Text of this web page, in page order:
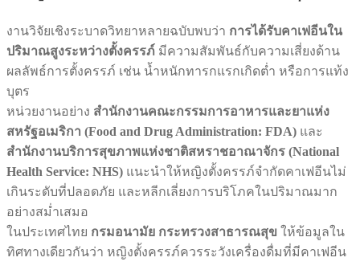
งานวิจัยเชิงระบาดวิทยาหลายฉบับพบว่า การได้รับคาเฟอีนใน
ปริมาณสูงระหว่างตั้งครรภ์ มีความสัมพันธ์กับความเสี่ยงด้าน
ผลลัพธ์การตั้งครรภ์ เช่น น้ำหนักทารกแรกเกิดต่ำ หรือการแท้ง
บุตร
หน่วยงานอย่าง สำนักงานคณะกรรมการอาหารและยาแห่ง
สหรัฐอเมริกา (Food and Drug Administration: FDA) และ
สำนักงานบริการสุขภาพแห่งชาติสหราชอาณาจักร (National
Health Service: NHS) แนะนำให้หญิงตั้งครรภ์จำกัดคาเฟอีนไม่
เกินระดับที่ปลอดภัย และหลีกเลี่ยงการบริโภคในปริมาณมาก
อย่างสม่ำเสมอ
ในประเทศไทย กรมอนามัย กระทรวงสาธารณสุข ให้ข้อมูลใน
ทิศทางเดียวกันว่า หญิงตั้งครรภ์ควรระวังเครื่องดื่มที่มีคาเฟอีน